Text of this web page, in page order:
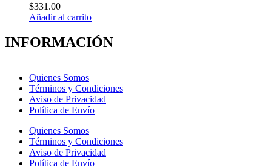
producto
$331.00
Añadir al carrito
INFORMACIÓN
Quienes Somos
Términos y Condiciones
Aviso de Privacidad
Política de Envío
Quienes Somos
Términos y Condiciones
Aviso de Privacidad
Política de Envío